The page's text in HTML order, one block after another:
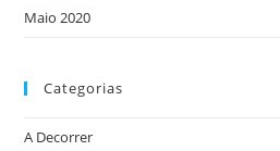
Maio 2020
Categorias
A Decorrer